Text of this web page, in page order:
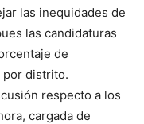
las inequidades de
las candidaturas
de
por distrito.
respecto a los
cargada de